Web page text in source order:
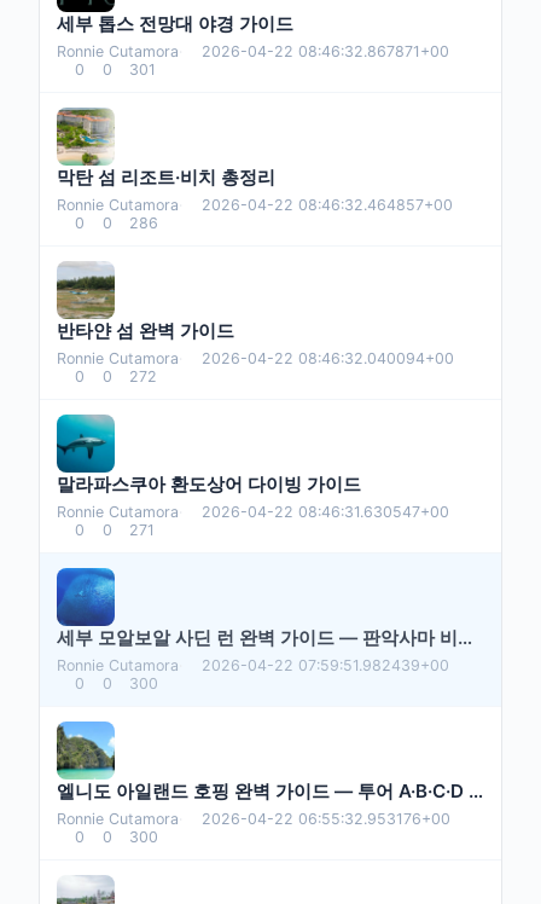
세부 톱스 전망대 야경 가이드
Ronnie Cutamora
2026-04-22 08:46:32.867871+00
0
0 301
막탄 섬 리조트·비치 총정리
Ronnie Cutamora
2026-04-22 08:46:32.464857+00
0
0 286
반타얀 섬 완벽 가이드
Ronnie Cutamora
2026-04-22 08:46:32.040094+00
0
0 272
말라파스쿠아 환도상어 다이빙 가이드
Ronnie Cutamora
2026-04-22 08:46:31.630547+00
0
0 271
세부 모알보알 사딘 런 완벽 가이드 — 판악사마 비치에서 만나는 은빛 회오리
Ronnie Cutamora
2026-04-22 07:59:51.982439+00
0
0 300
엘니도 아일랜드 호핑 완벽 가이드 — 투어 A·B·C·D 코스, 요금(ETDF 400페소), 가는 법, 2026년 최신판
Ronnie Cutamora
2026-04-22 06:55:32.953176+00
0
0 300